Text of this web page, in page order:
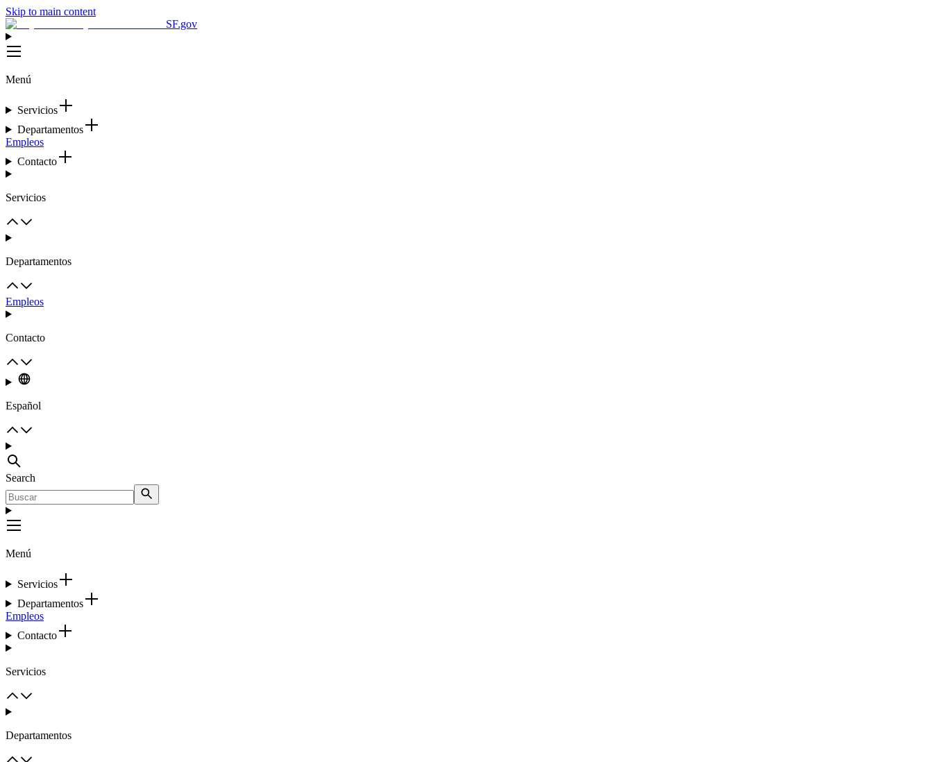
Skip to main content
SF.gov
Menú
Servicios
Departamentos
Empleos
Contacto
Servicios
Departamentos
Empleos
Contacto
Español
Search
Menú
Servicios
Departamentos
Empleos
Contacto
Servicios
Departamentos